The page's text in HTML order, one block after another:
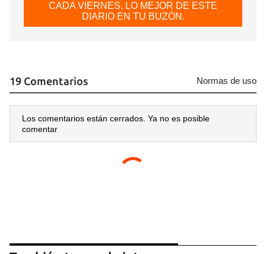
CADA VIERNES, LO MEJOR DE ESTE
DIARIO EN TU BUZÓN.
19 Comentarios Normas de uso
Los comentarios están cerrados. Ya no es posible
comentar